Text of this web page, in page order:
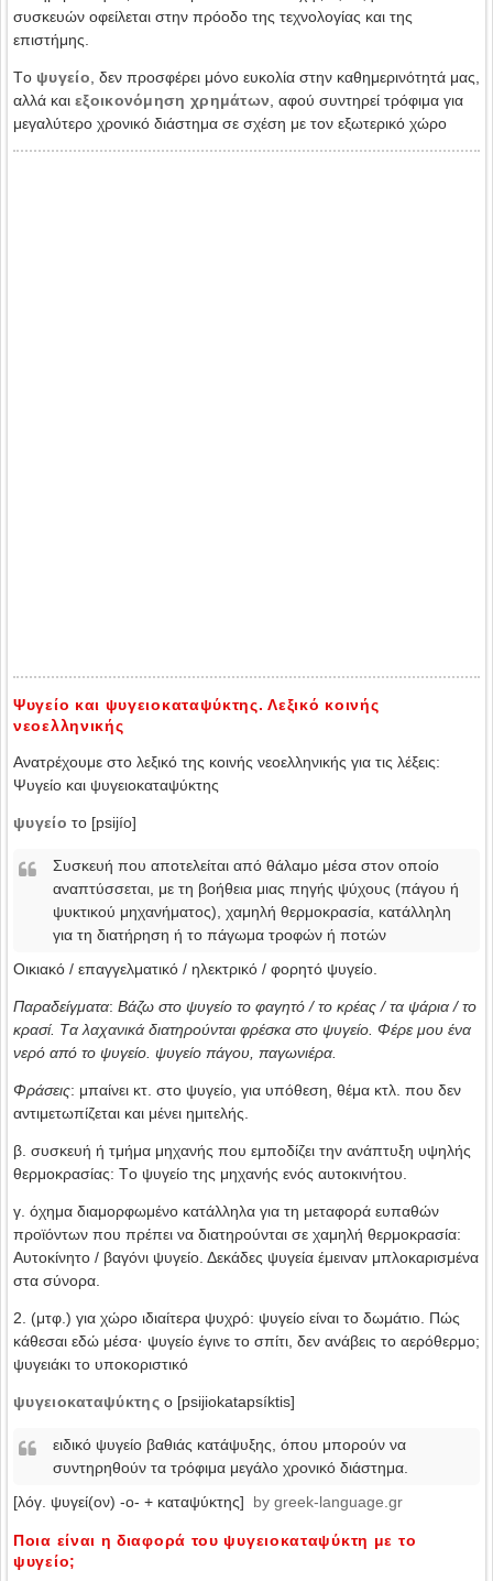
συσκευών οφείλεται στην πρόοδο της τεχνολογίας και της
επιστήμης.
Tο ψυγείο , δεν προσφέρει μόνο ευκολία στην καθημερινότητά μας,
αλλά και εξοικονόμηση χρημάτων , αφού συντηρεί τρόφιμα για
μεγαλύτερο χρονικό διάστημα σε σχέση με τον εξωτερικό χώρο
Ψυγείο και ψυγειοκαταψύκτης. Λεξικό κοινής
νεοελληνικής
Ανατρέχουμε στο λεξικό της κοινής νεοελληνικής για τις λέξεις:
Ψυγείο και ψυγειοκαταψύκτης
ψυγείο το [psijío]
Συσκευή που αποτελείται από θάλαμο μέσα στον οποίο
αναπτύσσεται, με τη βοήθεια μιας πηγής ψύχους (πάγου ή
ψυκτικού μηχανήματος), χαμηλή θερμοκρασία, κατάλληλη
για τη διατήρηση ή το πάγωμα τροφών ή ποτών
Οικιακό / επαγγελματικό / ηλεκτρικό / φορητό ψυγείο.
Παραδείγματα: Βάζω στο ψυγείο το φαγητό / το κρέας / τα ψάρια / το
κρασί. Tα λαχανικά διατηρούνται φρέσκα στο ψυγείο. Φέρε μου ένα
νερό από το ψυγείο. ψυγείο πάγου, παγωνιέρα.
Φράσεις: μπαίνει κτ. στο ψυγείο, για υπόθεση, θέμα κτλ. που δεν
αντιμετωπίζεται και μένει ημιτελής.
β. συσκευή ή τμήμα μηχανής που εμποδίζει την ανάπτυξη υψηλής
θερμοκρασίας: Tο ψυγείο της μηχανής ενός αυτοκινήτου.
γ. όχημα διαμορφωμένο κατάλληλα για τη μεταφορά ευπαθών
προϊόντων που πρέπει να διατηρούνται σε χαμηλή θερμοκρασία:
Αυτοκίνητο / βαγόνι ψυγείο. Δεκάδες ψυγεία έμειναν μπλοκαρισμένα
στα σύνορα.
2. (μτφ.) για χώρο ιδιαίτερα ψυχρό: ψυγείο είναι το δωμάτιο. Πώς
κάθεσαι εδώ μέσα· ψυγείο έγινε το σπίτι, δεν ανάβεις το αερόθερμο;
ψυγειάκι το υποκοριστικό
ψυγειοκαταψύκτηςο [psijiokatapsíktis]
ειδικό ψυγείο βαθιάς κατάψυξης, όπου μπορούν να
συντηρηθούν τα τρόφιμα μεγάλο χρονικό διάστημα.
[λόγ. ψυγεί(ον) -ο- + καταψύκτης] by greek-language.gr
Ποια είναι η διαφορά του ψυγειοκαταψύκτη με το
ψυγείο;